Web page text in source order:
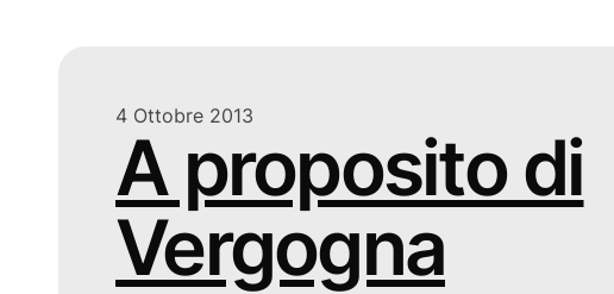
4 Ottobre 2013
A proposito di
Vergogna